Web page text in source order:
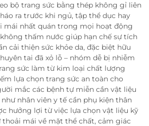
bộ trang sức bằng thép không gỉ liên
ra trước khi ngủ, tập thể dục hay
mái nhất quán trong mọi hoạt động
thấm nước giúp hạn chế sự tích
cải thiện sức khỏe da, đặc biệt hữu
tai đã xỏ lỗ – nhóm dễ bị nhiễm
sức làm từ kim loại chất lượng
lựa chọn trang sức an toàn cho
mắc các bệnh tự miễn cần vật liệu
nhân viên y tế cần phụ kiện thân
hưởng lợi từ việc lựa chọn vật liệu kỹ
thoải mái về mặt thể chất, cảm giác